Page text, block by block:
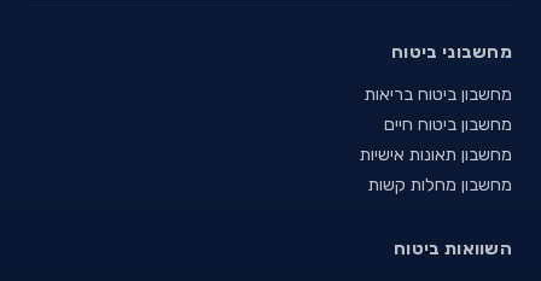
מחשבוני ביטוח
מחשבון ביטוח בריאות
מחשבון ביטוח חיים
מחשבון תאונות אישיות
מחשבון מחלות קשות
השוואות ביטוח